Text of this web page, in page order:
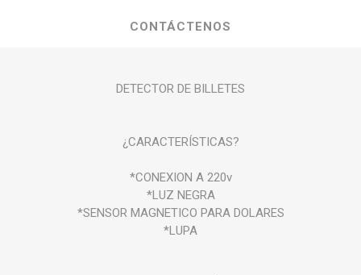
CONTÁCTENOS
DETECTOR DE BILLETES
¿CARACTERÍSTICAS?
*CONEXION A 220v
*LUZ NEGRA
*SENSOR MAGNETICO PARA DOLARES
*LUPA